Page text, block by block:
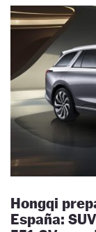
Hongqi
España: